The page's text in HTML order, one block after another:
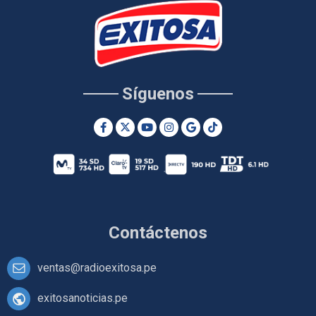
Contáctenos
ventas@radioexitosa.pe
exitosanoticias.pe
Síguenos